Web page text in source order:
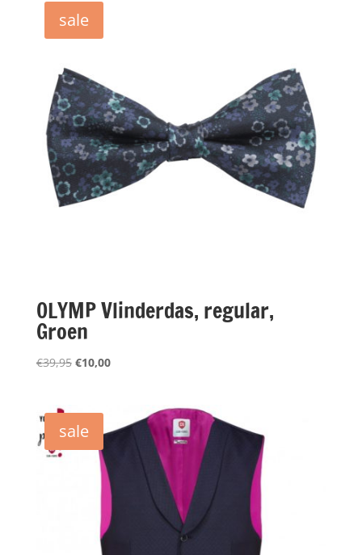
sale
OLYMP Vlinderdas, regular,
Groen
€39,95 Oorspronkelijke
€39,95.
€10,00Huidige
€10,00.
sale